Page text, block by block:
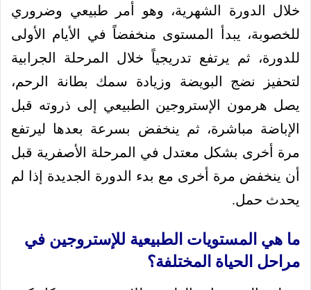
خلال الدورة الشهرية، وهو أمر طبيعي وضروري
للخصوبة، يبدأ المستوى منخفضاً في الأيام الأولى
للدورة، ثم يرتفع تدريجياً خلال المرحلة الجرابية
لتحفيز نضج البويضة وزيادة سمك بطانة الرحم،
يصل هرمون الإستروجين الطبيعي إلى ذروته قبل
الإباضة مباشرة، ثم ينخفض بسرعة بعدها ليرتفع
مرة أخرى بشكل معتدل في المرحلة الأصفرية قبل
أن ينخفض مرة أخرى مع بدء الدورة الجديدة إذا لم
يحدث حمل.
ما هي المستويات الطبيعية للإستروجين في
مراحل الحياة المختلفة؟